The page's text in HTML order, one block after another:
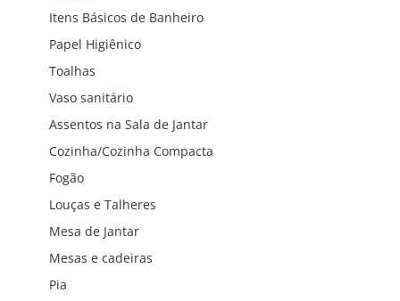
Itens Básicos de Banheiro
Papel Higiênico
Toalhas
Vaso sanitário
Assentos na Sala de Jantar
Cozinha/Cozinha Compacta
Fogão
Louças e Talheres
Mesa de Jantar
Mesas e cadeiras
Pia